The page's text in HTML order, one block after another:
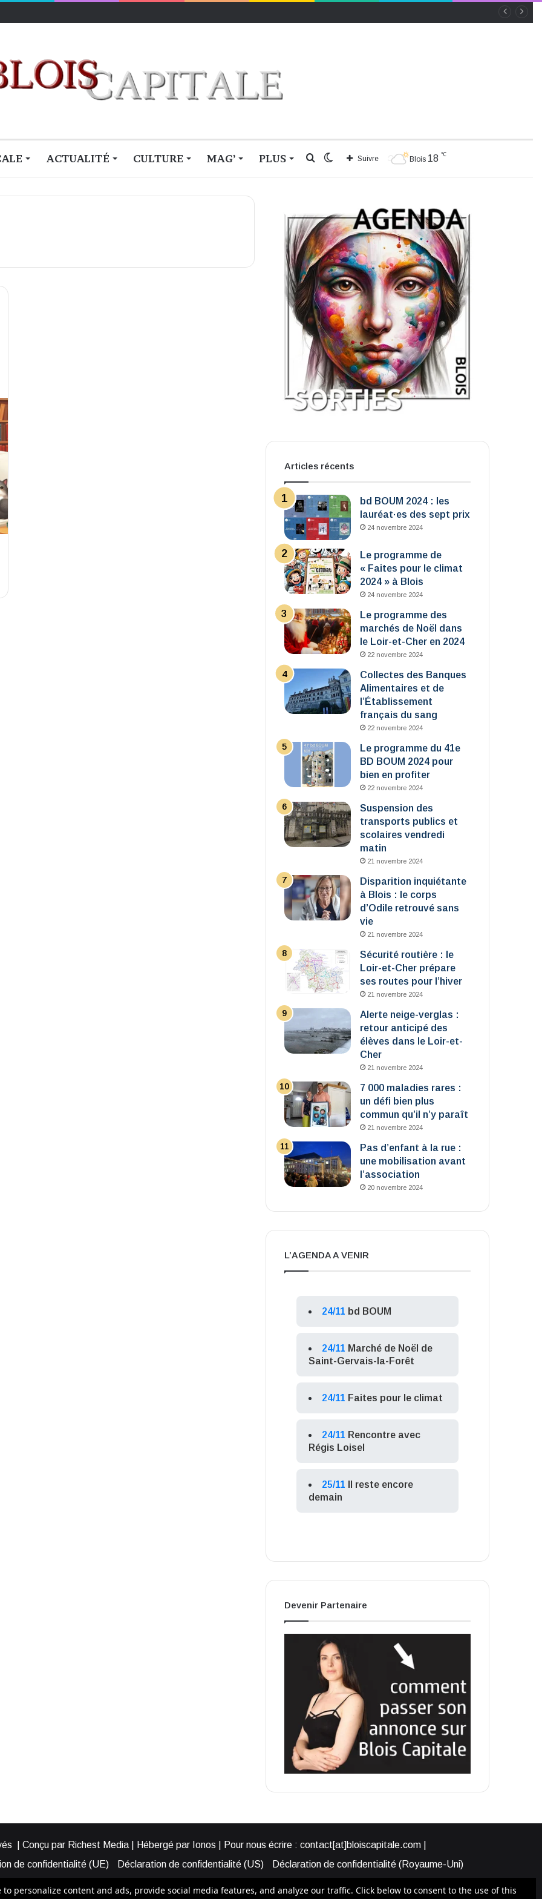
ACTUALITÉ CULTURE MAG’ PLUS Blois 18 ℃
Suivre
Switch
Rechercher
Articles récents
bd BOUM 2024 : les
lauréat·es des sept prix
24 novembre 2024
Le programme de
« Faites pour le climat
2024 » à Blois
24 novembre 2024
Le programme des
marchés de Noël dans
le Loir-et-Cher en 2024
22 novembre 2024
Collectes des Banques
Alimentaires et de
l’Établissement
français du sang
22 novembre 2024
Le programme du 41e
BD BOUM 2024 pour
bien en profiter
22 novembre 2024
Suspension des
transports publics et
scolaires vendredi
matin
21 novembre 2024
Disparition inquiétante
à Blois : le corps
d’Odile retrouvé sans
vie
21 novembre 2024
Sécurité routière : le
Loir-et-Cher prépare
ses routes pour l’hiver
21 novembre 2024
Alerte neige-verglas :
retour anticipé des
élèves dans le Loir-et-
Cher
21 novembre 2024
7 000 maladies rares :
un défi bien plus
commun qu’il n’y paraît
21 novembre 2024
Pas d’enfant à la rue :
une mobilisation avant
l’association
20 novembre 2024
L’AGENDA A VENIR
24/11 bd BOUM
24/11 Marché de Noël de
Saint-Gervais-la-Forêt
24/11 Faites pour le climat
24/11 Rencontre avec
Régis Loisel
25/11
Il reste encore
demain
Devenir Partenaire
| Conçu par Richest Media | Hébergé par Ionos | Pour nous écrire : contact[at]bloiscapitale.com |
de confidentialité (UE) Déclaration de confidentialité (US)
Déclaration de confidentialité (Royaume-Uni)
personalize content and ads, provide social media features, and analyze our traffic. Click below to consent to the use of this